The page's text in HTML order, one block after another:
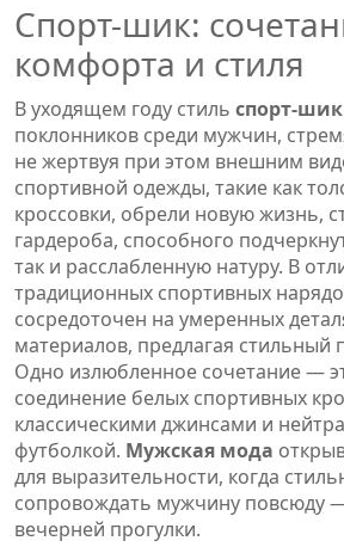
Спорт-шик:
комфорта и стиля
В уходящем году стиль спорт-шик
поклонников среди мужчин,
не жертвуя при этом внешним
спортивной одежды, такие как
кроссовки, обрели новую жизнь,
гардероба, способного
так и расслабленную натуру. В
традиционных спортивных
сосредоточен на умеренных
материалов, предлагая стильный
Одно излюбленное сочетание —
соединение белых спортивных
классическими джинсами и
футболкой. Мужская мода
для выразительности, когда
сопровождать мужчину повсюду
вечерней прогулки.